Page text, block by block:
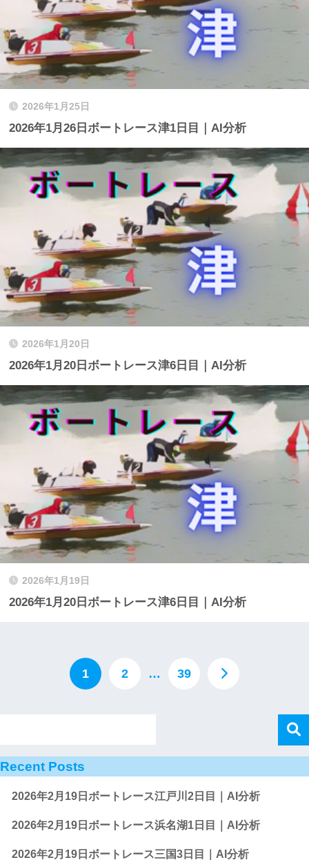
2026年1月25日
2026年1月26日ボートレース津1日目｜AI分析
2026年1月20日
2026年1月20日ボートレース津6日目｜AI分析
2026年1月19日
2026年1月20日ボートレース津6日目｜AI分析
1 2 … 39
Recent Posts
2026年2月19日ボートレース江戸川2日目｜AI分析
2026年2月19日ボートレース浜名湖1日目｜AI分析
2026年2月19日ボートレース三国3日目｜AI分析